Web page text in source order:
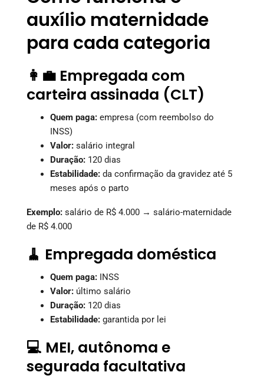
auxílio maternidade
para cada categoria
👩‍💼 Empregada com
carteira assinada (CLT)
Quem paga: empresa (com reembolso do
INSS)
Valor: salário integral
Duração: 120 dias
Estabilidade: da confirmação da gravidez até 5
meses após o parto
Exemplo: salário de R$ 4.000 → salário-maternidade
de R$ 4.000
🧹 Empregada doméstica
Quem paga: INSS
Valor: último salário
Duração: 120 dias
Estabilidade: garantida por lei
💻 MEI, autônoma e
segurada facultativa